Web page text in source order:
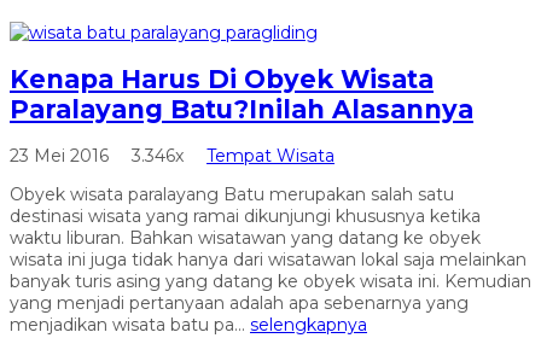
Kenapa Harus Di Obyek Wisata
Paralayang Batu?Inilah Alasannya
23 Mei 2016 3.346x
Tempat Wisata
Obyek wisata paralayang Batu merupakan salah satu
destinasi wisata yang ramai dikunjungi khususnya ketika
waktu liburan. Bahkan wisatawan yang datang ke obyek
wisata ini juga tidak hanya dari wisatawan lokal saja melainkan
banyak turis asing yang datang ke obyek wisata ini. Kemudian
yang menjadi pertanyaan adalah apa sebenarnya yang
menjadikan wisata batu pa... selengkapnya